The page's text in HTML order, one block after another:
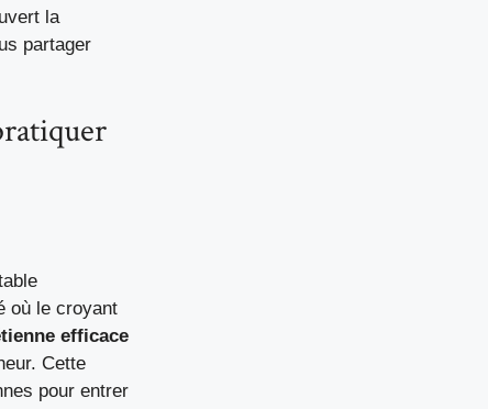
la
partager
où le croyant
efficace
Cette
pour entrer